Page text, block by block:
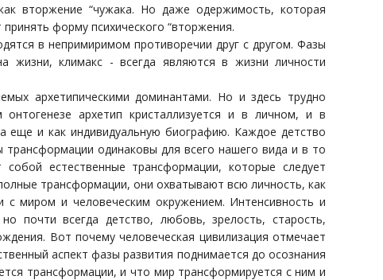
вторжение “чужака. Но даже одержимость, которая
форму психического “вторжения.
в непримиримом противоречии друг с другом. Фазы
жизни, климакс - всегда являются в жизни личности
архетипическими доминантами. Но и здесь трудно
архетип кристаллизуется и в личном, и в
еще и как индивидуальную биографию. Каждое детство
одинаковы для всего нашего вида и в то
естественные трансформации, которые следует
трансформации, они охватывают всю личность, как
с миром и человеческим окружением. Интенсивность и
почти всегда детство, любовь, зрелость, старость,
Вот почему человеческая цивилизация отмечает
аспект фазы развития поднимается до осознания
трансформации, и что мир трансформируется с ним и